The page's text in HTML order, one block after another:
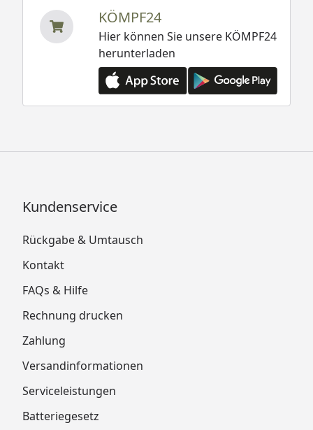
KÖMPF24
Hier können Sie unsere KÖMPF24
herunterladen
Kundenservice
Rückgabe & Umtausch
Kontakt
FAQs & Hilfe
Rechnung drucken
Zahlung
Versandinformationen
Serviceleistungen
Batteriegesetz